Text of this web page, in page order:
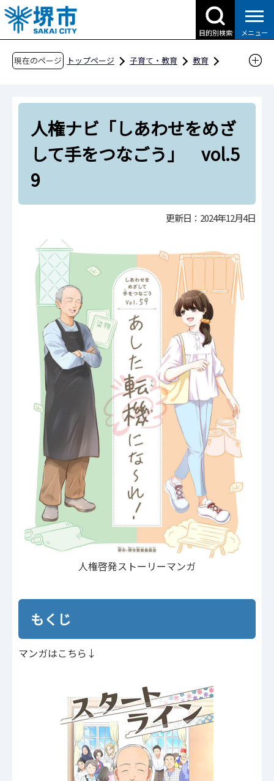
こ
の
ペ
目的別検索 メニュー
現在のページ トップページ 子育て・教育
教育
人権教育の推進
人権ナビ「しあわせをめざしてつながろう」
vol.59
人権ナビ「しあわせをめざ
して手をつなごう」 vol.5
9
更新日：2024年12月4日
人権啓発ストーリーマンガ
もくじ
マンガはこちら↓